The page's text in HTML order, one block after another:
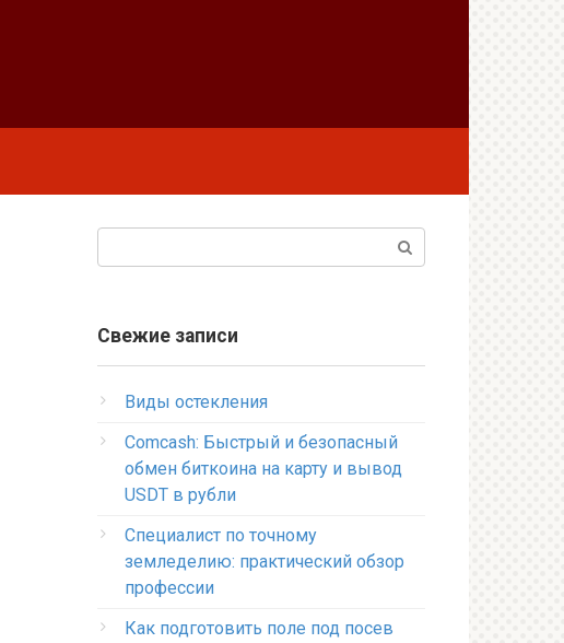
Свежие записи
Виды остекления
Comcash: Быстрый и безопасный
обмен биткоина на карту и вывод
USDT в рубли
Специалист по точному
земледелию: практический обзор
профессии
Как подготовить поле под посев